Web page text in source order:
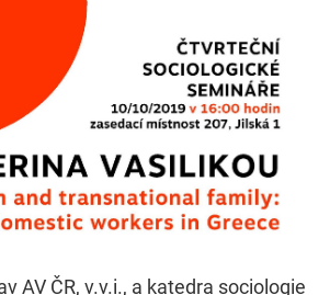
AV ČR, v.v.i., a katedra sociologie